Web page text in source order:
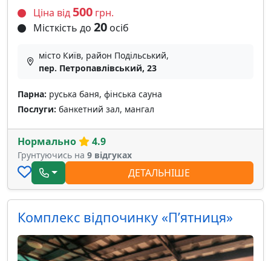
Ціна від 500 грн.
Місткість до 20 осіб
місто Київ, район Подільський,
пер. Петропавлівський, 23
Парна: руська баня, фінська сауна
Послуги: банкетний зал, мангал
Нормально 4.9
Грунтуючись на 9 відгуках
ДЕТАЛЬНІШЕ
Комплекс відпочинку «Пʼятниця»